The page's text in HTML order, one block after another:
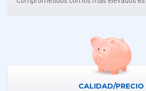
CALIDAD/PRECIO